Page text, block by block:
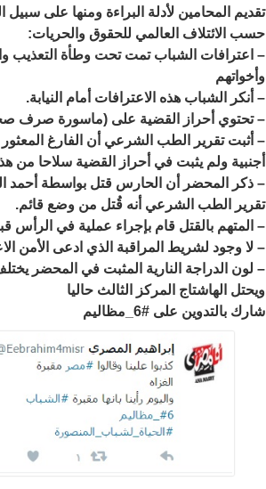
تقديم المحامين لأدلة البراءة ومنها على سبيل
حسب الائتلاف العالمي للحقوق والحريات:
– اعترافات الشباب تمت تحت وطأة التعذيب
وأخواتهم
– أنكر الشباب هذه الاعترافات أمام النيابة.
– تحتوي أحراز القضية على (ماسورة صرف
أجنبية ولم يثبت في أحراز القضية سلاحا من
– ذكر المحضر أن الحارس قتل بواسطة أحمد
تقرير الطب الشرعي أنه قُتل من وضع قائم.
– المتهم بالقتل قام بإجراء عملية في الرأس
– لا وجود لشريط المراقبة الذي ادعى الأمن
– لون الدراجة النارية المثبت في المحضر
ويحتل الهاشتاج المركز الثالث حاليا
شارك بالتدوين على #6_مظاليم